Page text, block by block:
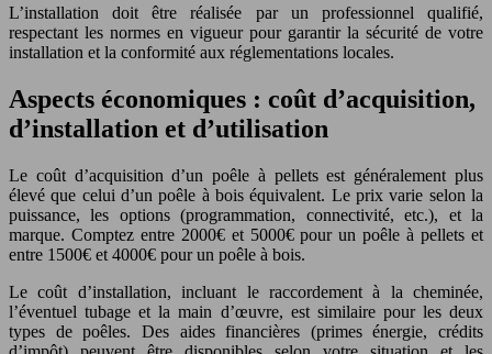
L’installation doit être réalisée par un professionnel qualifié,
respectant les normes en vigueur pour garantir la sécurité de votre
installation et la conformité aux réglementations locales.
Aspects économiques : coût d’acquisition,
d’installation et d’utilisation
Le coût d’acquisition d’un poêle à pellets est généralement plus
élevé que celui d’un poêle à bois équivalent. Le prix varie selon la
puissance, les options (programmation, connectivité, etc.), et la
marque. Comptez entre 2000€ et 5000€ pour un poêle à pellets et
entre 1500€ et 4000€ pour un poêle à bois.
Le coût d’installation, incluant le raccordement à la cheminée,
l’éventuel tubage et la main d’œuvre, est similaire pour les deux
types de poêles. Des aides financières (primes énergie, crédits